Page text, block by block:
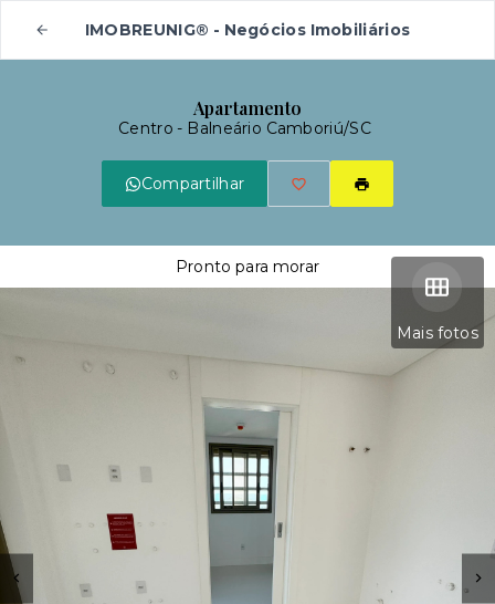
IMOBREUNIG® - Negócios Imobiliários
Apartamento
Centro - Balneário Camboriú/SC
Compartilhar
Mais fotos
Pronto para morar